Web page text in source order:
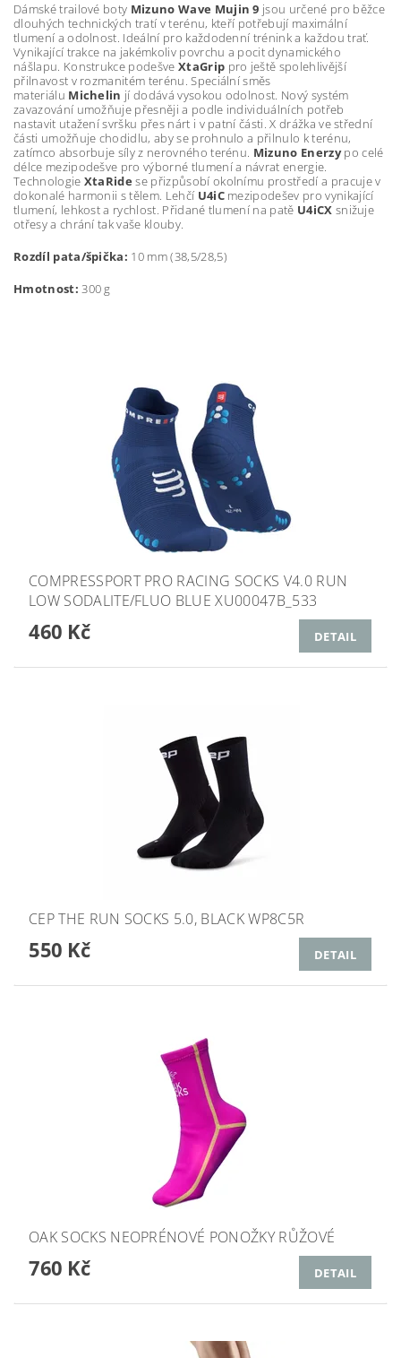
Dámské trailové boty Mizuno Wave Mujin 9 jsou určené pro běžce
dlouhých technických tratí v terénu, kteří potřebují maximální
tlumení a odolnost. Ideální pro každodenní trénink a každou trať.
Vynikající trakce na jakémkoliv povrchu a pocit dynamického
nášlapu. Konstrukce podešve XtaGrip pro ještě spolehlivější
přilnavost v rozmanitém terénu. Speciální směs
materiálu Michelin jí dodává vysokou odolnost. Nový systém
zavazování umožňuje přesněji a podle individuálních potřeb
nastavit utažení svršku přes nárt i v patní části. X drážka ve střední
části umožňuje chodidlu, aby se prohnulo a přilnulo k terénu,
zatímco absorbuje síly z nerovného terénu. Mizuno Enerzypo celé
délce mezipodešve pro výborné tlumení a návrat energie.
Technologie XtaRidese přizpůsobí okolnímu prostředí a pracuje v
dokonalé harmonii s tělem. Lehčí U4iCmezipodešev pro vynikající
tlumení, lehkost a rychlost. Přidané tlumení na patě U4iCX snižuje
otřesy a chrání tak vaše klouby.
Rozdíl pata/špička: 10 mm (38,5/28,5)
Hmotnost: 300 g
COMPRESSPORT PRO RACING SOCKS V4.0 RUN
LOW SODALITE/FLUO BLUE XU00047B_533
460 Kč DETAIL
CEP THE RUN SOCKS 5.0, BLACK WP8C5R
550 Kč DETAIL
OAK SOCKS NEOPRÉNOVÉ PONOŽKY RŮŽOVÉ
760 Kč DETAIL